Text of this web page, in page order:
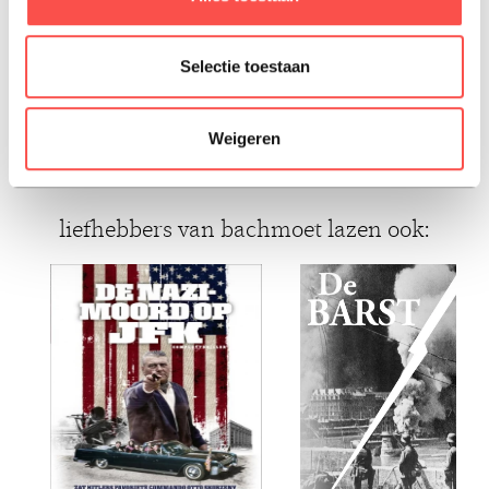
Selectie toestaan
Weigeren
Zullen ze ooit kunnen ontsnappen?
Paperback, 2024, Nederlands
liefhebbers van bachmoet lazen ook: